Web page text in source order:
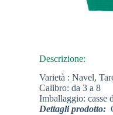
Descrizione:
Varietà : Navel,
Calibro: da 3 a 8
Imballaggio: casse
Dettagli prodotto: